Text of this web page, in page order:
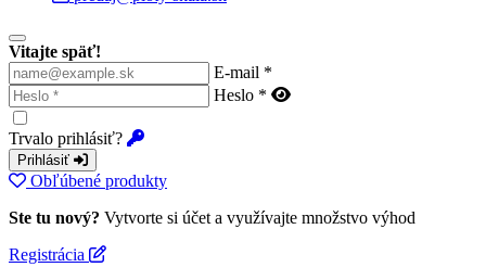
Vitajte späť!
E-mail *
Heslo *
Trvalo prihlásiť?
Prihlásiť
Obľúbené produkty
Ste tu nový? Vytvorte si účet a využívajte množstvo výhod
Registrácia